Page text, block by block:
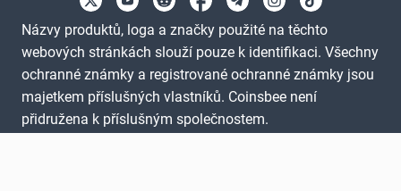
Názvy produktů, loga a značky použité na těchto
webových stránkách slouží pouze k identifikaci. Všechny
ochranné známky a registrované ochranné známky jsou
majetkem příslušných vlastníků. Coinsbee není
přidružena k příslušným společnostem.